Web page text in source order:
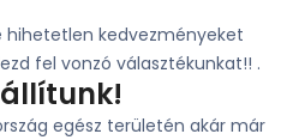
hihetetlen kedvezményeket
fel vonzó választékunkat!! .
egész területén akár már